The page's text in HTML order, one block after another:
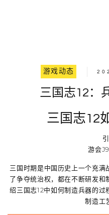
游戏动态
三国志12：
三国志12
游会
三国时期是中国历史上一个充满
了争夺统治权，都在不断研发
绍三国志12中如何制造兵器的过
制造工